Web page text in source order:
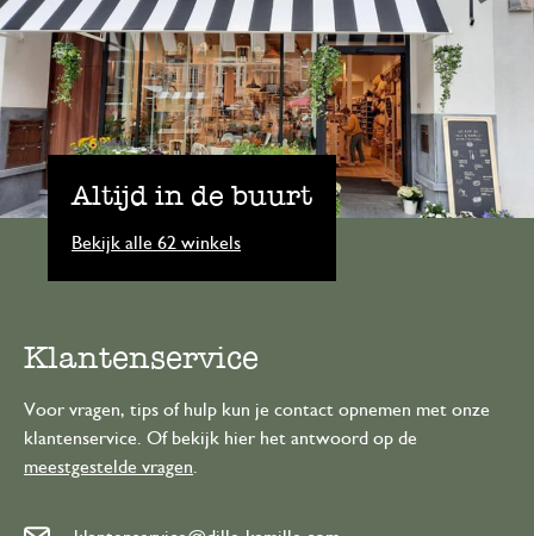
Altijd in de buurt
Bekijk alle 62 winkels
Klantenservice
Voor vragen, tips of hulp kun je contact opnemen met onze
klantenservice. Of bekijk hier het antwoord op de
meestgestelde vragen.